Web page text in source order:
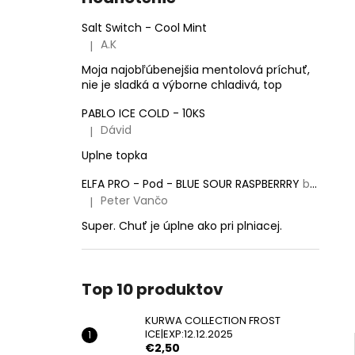
Salt Switch - Cool Mint
Hodnotenie produktu je 5 z 5 hviezdičiek.
| A.K
Moja najobľúbenejšia mentolová príchuť,
nie je sladká a výborne chladivá, top
PABLO ICE COLD - 10KS
Hodnotenie produktu je 5 z 5 hviezdičiek.
| Dávid
Uplne topka
ELFA PRO - Pod - BLUE SOUR RASPBERRRY balenie obsahuje 2 pody!
Hodnotenie produktu je 5 z 5 hviezdičiek.
| Peter Vančo
Super. Chuť je úplne ako pri plniacej.
Top 10 produktov
KURWA COLLECTION FROST
ICE|EXP:12.12.2025
€2,50
KURWA COLLECTION FROST
€2,50
Pôvodne: